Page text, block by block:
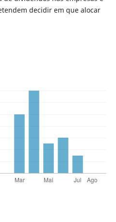
decidir em que alocar